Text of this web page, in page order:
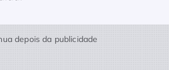
depois da publicidade